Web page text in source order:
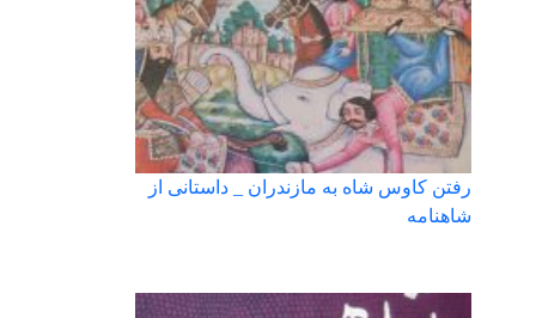
رفتن کاوس شاه به مازندران _ داستانی از
شاهنامه